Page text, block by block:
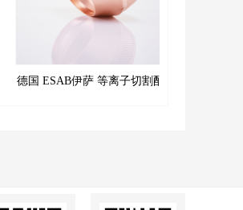
德国 ESAB伊萨 等离子切割配件